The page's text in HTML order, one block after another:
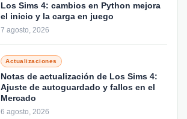
Los Sims 4: cambios en Python mejora
el inicio y la carga en juego
7 agosto, 2026
Actualizaciones
Notas de actualización de Los Sims 4:
Ajuste de autoguardado y fallos en el
Mercado
6 agosto, 2026